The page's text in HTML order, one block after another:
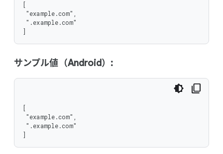
[
]
サンプル値（Android）:
[
]